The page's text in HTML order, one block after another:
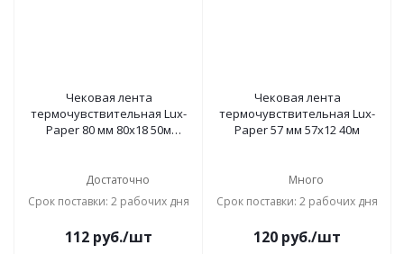
Чековая лента
термочувствительная Lux-
Paper 80 мм 80х18 50м
Достаточно
Срок поставки: 2 рабочих дня
112 руб./шт
Чековая лента
термочувствительная Lux-
Paper 57 мм 57х12 40м
Много
Срок поставки: 2 рабочих дня
120 руб./шт